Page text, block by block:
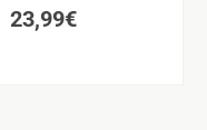
23,99€